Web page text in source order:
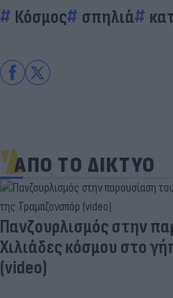
Κόσμος σπηλιά
ΑΠΟ ΤΟ ΔΙΚΤΥΟ
Πανζουρλισμός στην
Χιλιάδες κόσμου στο
(video)